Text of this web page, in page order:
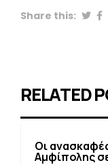
Share this:
RELATED
Οι
Αμφίπολης